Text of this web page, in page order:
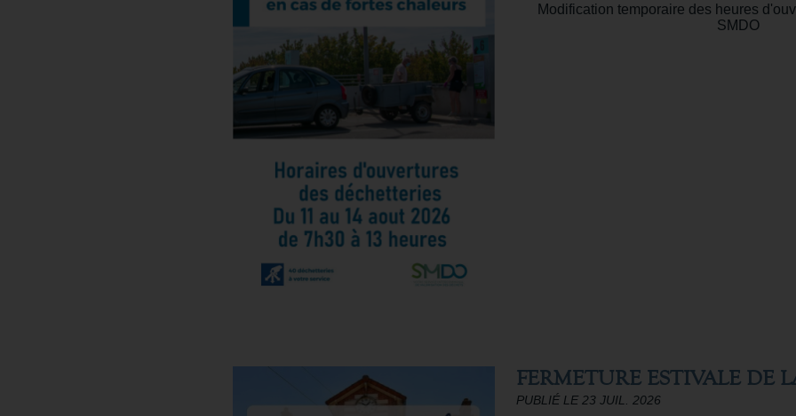
Modification temporaire des heures
SMDO
FERMETURE ESTIVALE DE
PUBLIÉ LE 23 JUIL. 2026